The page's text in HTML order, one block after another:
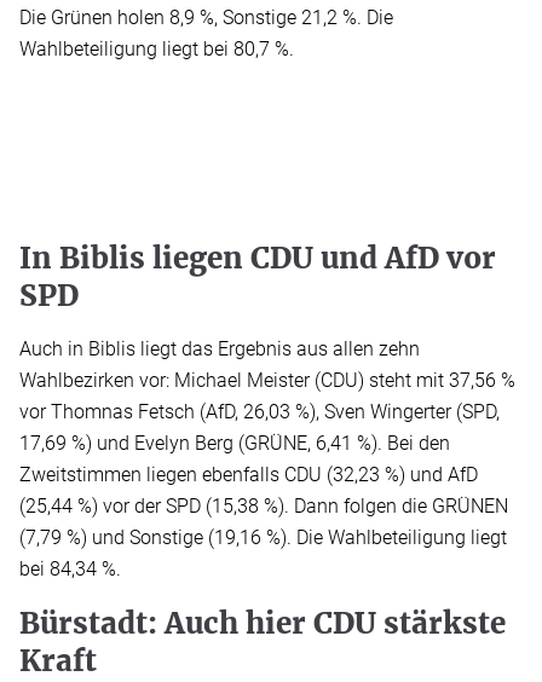
Die Grünen holen 8,9 %, Sonstige 21,2 %. Die
Wahlbeteiligung liegt bei 80,7 %.
In Biblis liegen CDU und AfD vor
SPD
Auch in Biblis liegt das Ergebnis aus allen zehn
Wahlbezirken vor: Michael Meister (CDU) steht mit 37,56 %
vor Thomnas Fetsch (AfD, 26,03 %), Sven Wingerter (SPD,
17,69 %) und Evelyn Berg (GRÜNE, 6,41 %). Bei den
Zweitstimmen liegen ebenfalls CDU (32,23 %) und AfD
(25,44 %) vor der SPD (15,38 %). Dann folgen die GRÜNEN
(7,79 %) und Sonstige (19,16 %). Die Wahlbeteiligung liegt
bei 84,34 %.
Bürstadt: Auch hier CDU stärkste
Kraft